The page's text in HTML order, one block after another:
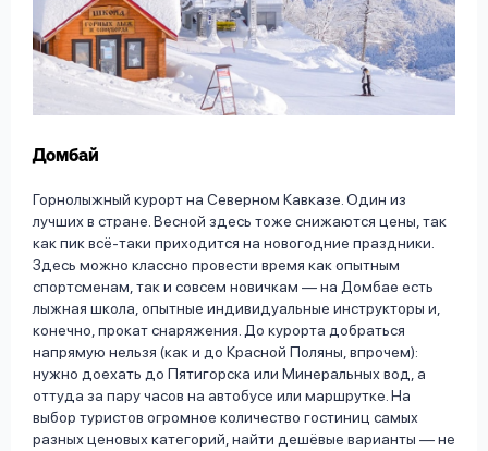
Домбай
Горнолыжный курорт на Северном Кавказе. Один из
лучших в стране. Весной здесь тоже снижаются цены, так
как пик всё-таки приходится на новогодние праздники.
Здесь можно классно провести время как опытным
спортсменам, так и совсем новичкам — на Домбае есть
лыжная школа, опытные индивидуальные инструкторы и,
конечно, прокат снаряжения. До курорта добраться
напрямую нельзя (как и до Красной Поляны, впрочем):
нужно доехать до Пятигорска или Минеральных вод, а
оттуда за пару часов на автобусе или маршрутке. На
выбор туристов огромное количество гостиниц самых
разных ценовых категорий, найти дешёвые варианты — не